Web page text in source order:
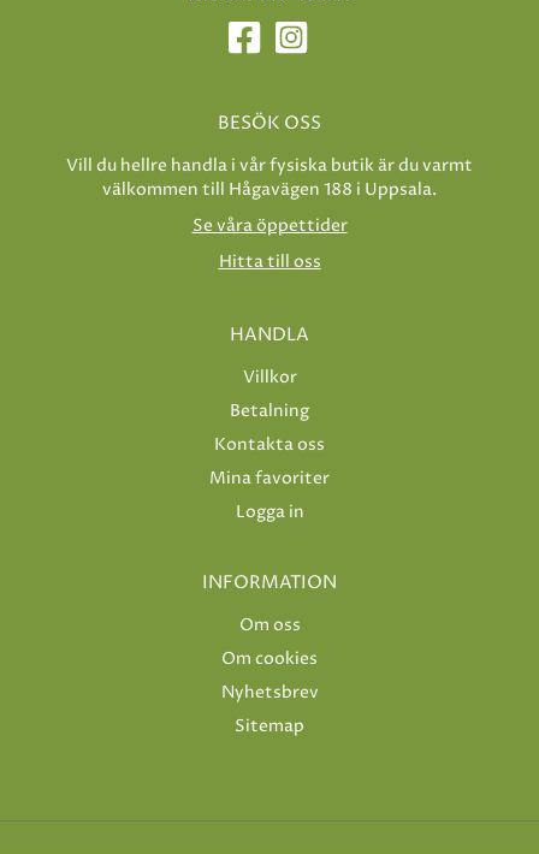
BESÖK OSS
Vill du hellre handla i vår fysiska butik är du varmt
välkommen till Hågavägen 188 i Uppsala.
Se våra öppettider
Hitta till oss
HANDLA
Villkor
Betalning
Kontakta oss
Mina favoriter
Logga in
INFORMATION
Om oss
Om cookies
Nyhetsbrev
Sitemap